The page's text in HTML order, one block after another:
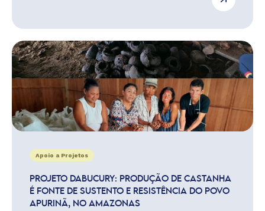
Apoio a Projetos
PROJETO DABUCURY: PRODUÇÃO DE CASTANHA
É FONTE DE SUSTENTO E RESISTÊNCIA DO POVO
APURINÃ, NO AMAZONAS